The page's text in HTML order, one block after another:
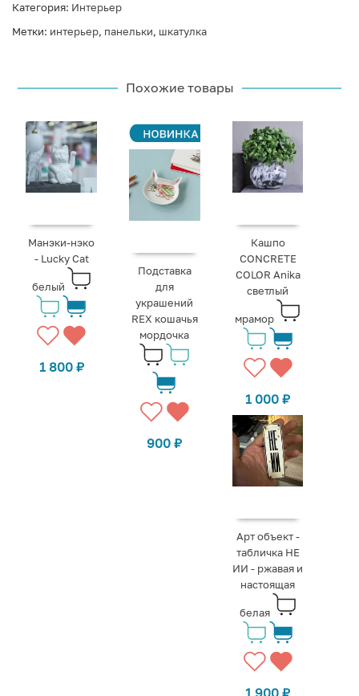
Категория: Интерьер
Метки: интерьер, панельки, шкатулка
Похожие товары
Манэки-нэко
- Lucky Cat
белый
1 800 ₽
Подставка
для
украшений
REX кошачья
мордочка
900₽
Кашпо
CONCRETE
COLOR Anika
светлый
мрамор
1 000₽
Арт объект -
табличка НЕ
ИИ - ржавая и
настоящая
белая
1 900₽